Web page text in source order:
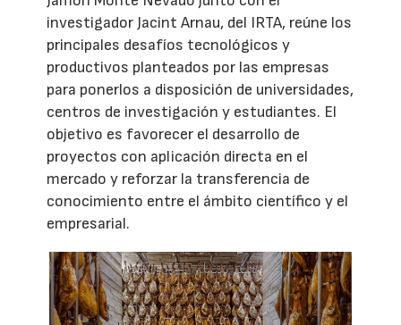
investigador Jacint Arnau, del IRTA, reúne los
principales desafíos tecnológicos y
productivos planteados por las empresas
para ponerlos a disposición de universidades,
centros de investigación y estudiantes. El
objetivo es favorecer el desarrollo de
proyectos con aplicación directa en el
mercado y reforzar la transferencia de
conocimiento entre el ámbito científico y el
empresarial.